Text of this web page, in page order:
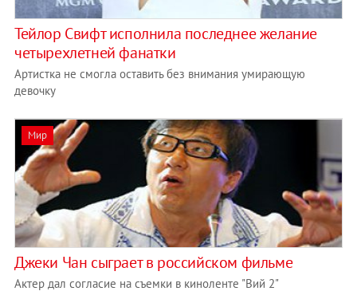
Тейлор Свифт исполнила последнее желание
четырехлетней фанатки
Артистка не смогла оставить без внимания умирающую
девочку
Мир
Джеки Чан сыграет в российском фильме
Актер дал согласие на съемки в киноленте "Вий 2"